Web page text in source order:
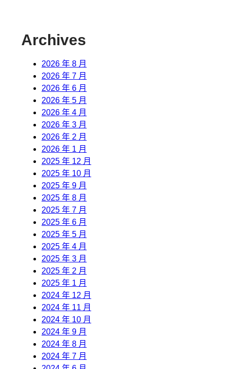
Archives
2026 年 8 月
2026 年 7 月
2026 年 6 月
2026 年 5 月
2026 年 4 月
2026 年 3 月
2026 年 2 月
2026 年 1 月
2025 年 12 月
2025 年 10 月
2025 年 9 月
2025 年 8 月
2025 年 7 月
2025 年 6 月
2025 年 5 月
2025 年 4 月
2025 年 3 月
2025 年 2 月
2025 年 1 月
2024 年 12 月
2024 年 11 月
2024 年 10 月
2024 年 9 月
2024 年 8 月
2024 年 7 月